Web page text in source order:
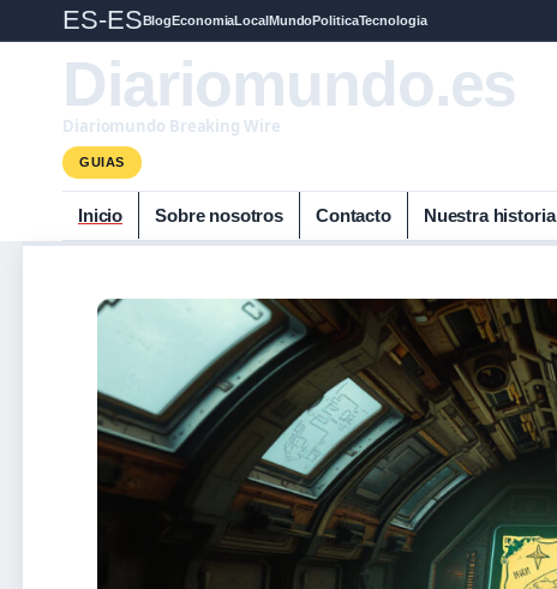
ES-ESBlogEconomiaLocalMundoPoliticaTecnologia
Diariomundo.es
Diariomundo Breaking Wire
GUIAS
Inicio Sobre nosotros Contacto Nuestra historia